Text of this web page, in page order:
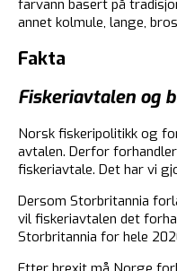
farvann basert på
annet kolmule, lange,
Fakta
Fiskeriavtalen og
Norsk fiskeripolitikk og
avtalen. Derfor
fiskeriavtale. Det har vi
Dersom Storbritannia
vil fiskeriavtalen det
Storbritannia for hele